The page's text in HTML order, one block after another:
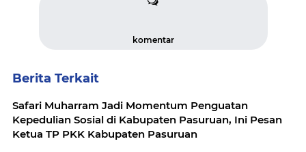
komentar
Berita Terkait
Safari Muharram Jadi Momentum Penguatan
Kepedulian Sosial di Kabupaten Pasuruan, Ini Pesan
Ketua TP PKK Kabupaten Pasuruan